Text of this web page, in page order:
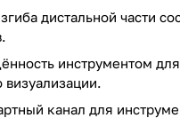
дистальной части
инструментом
визуализации.
канал для